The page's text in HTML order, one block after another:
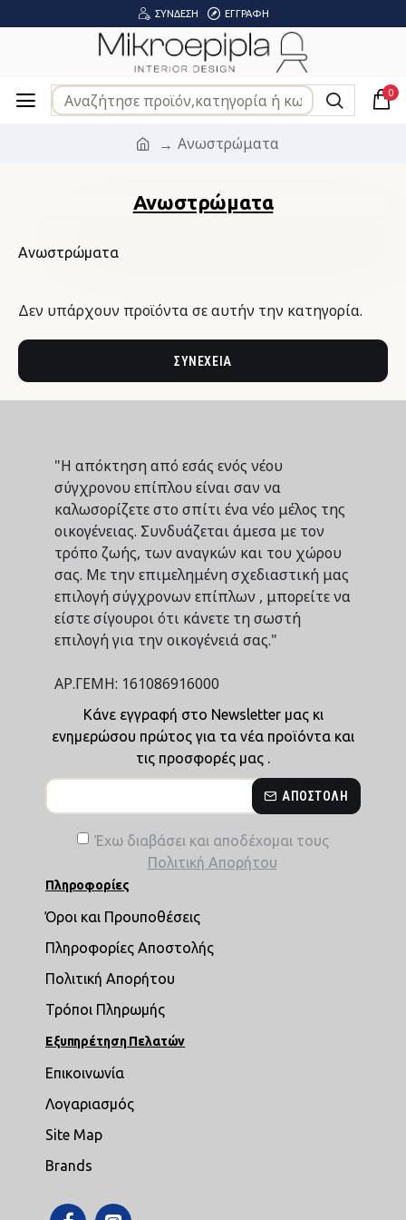
ΣΎΝΔΕΣΗ ΕΓΓΡΑΦΉ
0
Ανωστρώματα
Ανωστρώματα
Ανωστρώματα
Δεν υπάρχουν προϊόντα σε αυτήν την κατηγορία.
ΣΥΝΈΧΕΙΑ
"Η απόκτηση από εσάς ενός νέου
σύγχρονου επίπλου είναι σαν να
καλωσορίζετε στο σπίτι ένα νέο μέλος της
οικογένειας. Συνδυάζεται άμεσα με τον
τρόπο ζωής, των αναγκών και του χώρου
σας. Με την επιμελημένη σχεδιαστική μας
επιλογή σύγχρονων επίπλων , μπορείτε να
είστε σίγουροι ότι κάνετε τη σωστή
επιλογή για την οικογένειά σας."
ΑΡ.ΓΕΜΗ: 161086916000
Κάνε εγγραφή στο Newsletter μας κι
ενημερώσου πρώτος για τα νέα προϊόντα και
τις προσφορές μας .
ΑΠΟΣΤΟΛΉ
Έχω διαβάσει και αποδέχομαι τους
Πολιτική Απορήτου
Πληροφορίες
Όροι και Προυποθέσεις
Πληροφορίες Αποστολής
Πολιτική Απορήτου
Τρόποι Πληρωμής
Εξυπηρέτηση Πελατών
Επικοινωνία
Λογαριασμός
Site Map
Brands